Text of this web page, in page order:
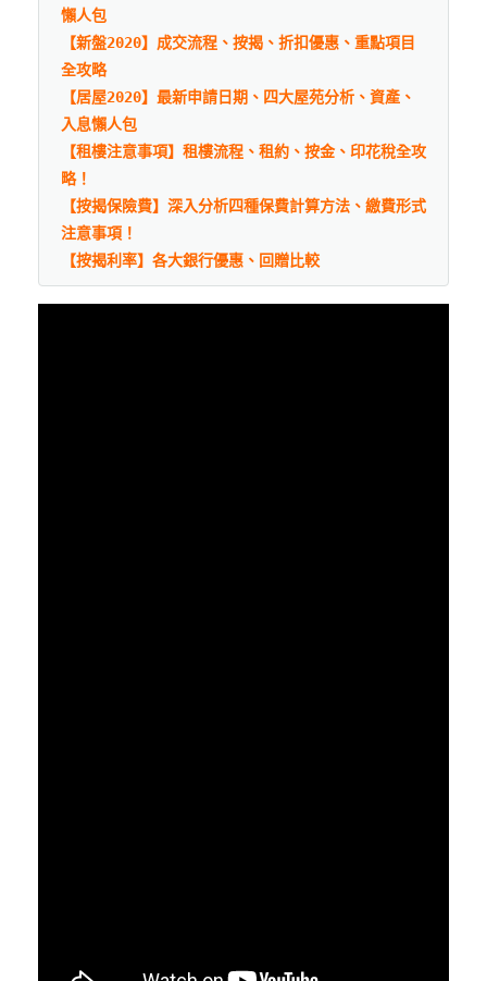
懶人包
【新盤2020】成交流程、按揭、折扣優惠、重點項目
全攻略
【居屋2020】最新申請日期、四大屋苑分析、資產、
入息懶人包
【租樓注意事項】租樓流程、租約、按金、印花稅全攻
略！
【按揭保險費】深入分析四種保費計算方法、繳費形式
注意事項！
【按揭利率】各大銀行優惠、回贈比較